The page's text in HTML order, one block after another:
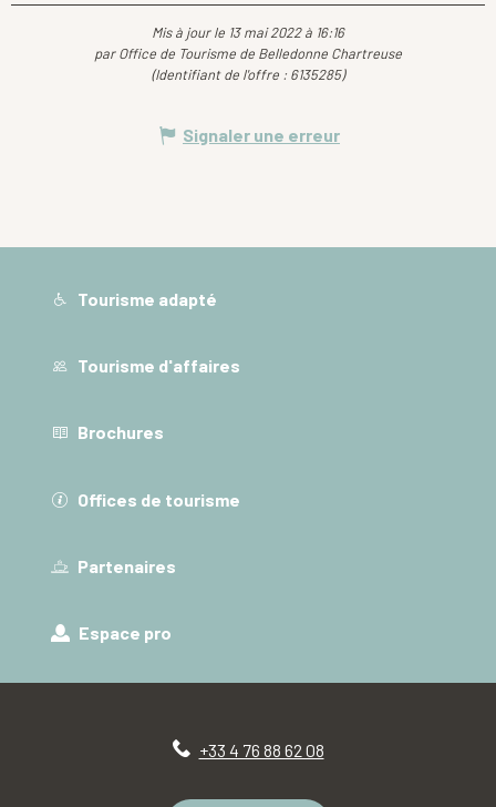
Mis à jour le 13 mai 2022 à 16:16
par Office de Tourisme de Belledonne Chartreuse
(Identifiant de l'offre : 6135285)
Signaler une erreur
Tourisme adapté
Tourisme d'affaires
Brochures
Offices de tourisme
Partenaires
Espace pro
+33 4 76 88 62 08